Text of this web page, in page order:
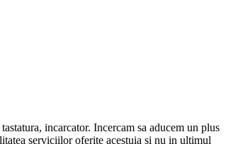
incarcator. Incercam sa aducem un plus
serviciilor oferite acestuia si nu in ultimul